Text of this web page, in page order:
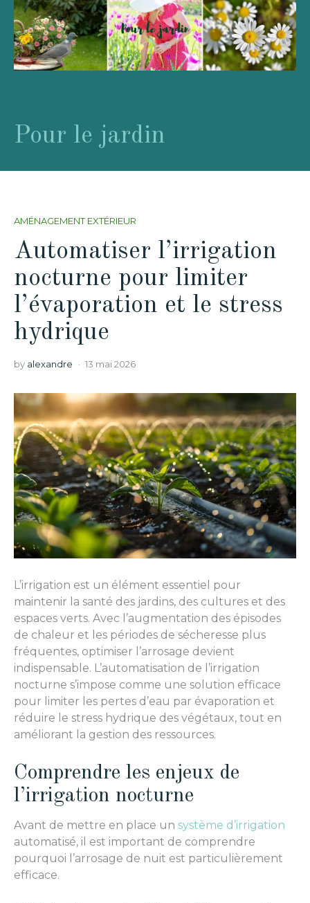
Pour le jardin
AMÉNAGEMENT EXTÉRIEUR
Automatiser l’irrigation
nocturne pour limiter
l’évaporation et le stress
hydrique
by alexandre 13 mai 2026
L’irrigation est un élément essentiel pour
maintenir la santé des jardins, des cultures et des
espaces verts. Avec l’augmentation des épisodes
de chaleur et les périodes de sécheresse plus
fréquentes, optimiser l’arrosage devient
indispensable. L’automatisation de l’irrigation
nocturne s’impose comme une solution efficace
pour limiter les pertes d’eau par évaporation et
réduire le stress hydrique des végétaux, tout en
améliorant la gestion des ressources.
Comprendre les enjeux de
l’irrigation nocturne
Avant de mettre en place un système d’irrigation
automatisé, il est important de comprendre
pourquoi l’arrosage de nuit est particulièrement
efficace.